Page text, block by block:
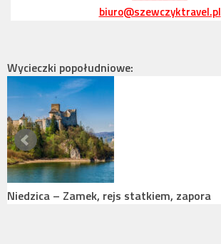
biuro@szewczyktravel.pl
Wycieczki popołudniowe:
Niedzica – Zamek, rejs statkiem, zapora